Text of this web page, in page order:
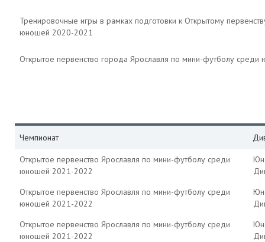
Тренировочные игры в рамках подготовки к Открытому
юношей 2020-2021
Открытое первенство города Ярославля по мини-футболу
Чемпионат
Открытое первенство Ярославля по мини-футболу среди
юношей 2021-2022
Открытое первенство Ярославля по мини-футболу среди
юношей 2021-2022
Открытое первенство Ярославля по мини-футболу среди
юношей 2021-2022